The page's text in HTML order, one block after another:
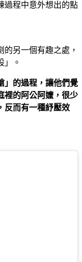
過程中意外想出的點
另一個有趣之處，
」。
」的過程，讓他們覺
裡的阿公阿嬤，很少
反而有一種紓壓效